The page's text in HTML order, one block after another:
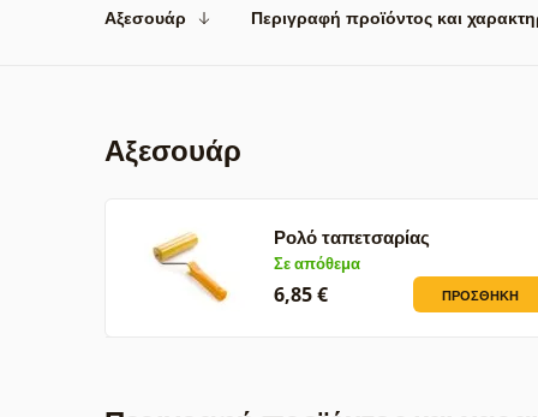
Αξεσουάρ Περιγραφή προϊόντος και
Αξεσουάρ
Ρολό ταπετσαρίας
Σε απόθεμα
6,85 € ΠΡΟΣΘΉΚΗ